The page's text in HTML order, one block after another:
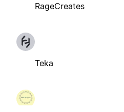
RageCreates
Teka